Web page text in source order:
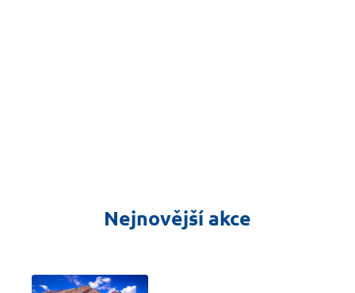
Nejnovější akce